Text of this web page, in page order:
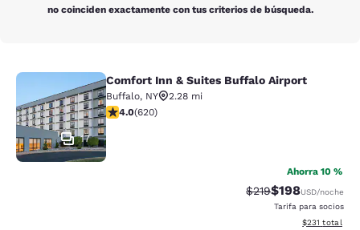
no coinciden exactamente con tus criterios de búsqueda.
Comfort Inn & Suites Buffalo Airport
17
Comfort Inn & Suites Buffalo Airport
Buffalo, NY
2.28 mi
calificación de 3.96 estrellas. Bueno. 620 reseñas
4.0(620)
Ahorra 10 %
Precio tachado:
$219Precio con
$198USD/noche
Tarifa para socios
Ver detalles
$231 total